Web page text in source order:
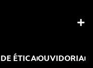
ÉTICAOUVIDORIA